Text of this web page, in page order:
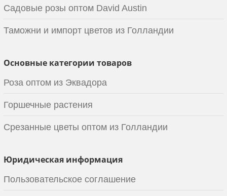
Садовые розы оптом David Austin
Таможни и импорт цветов из Голландии
Основные категории товаров
Роза оптом из Эквадора
Горшечные растения
Срезанные цветы оптом из Голландии
Юридическая информация
Пользовательское соглашение